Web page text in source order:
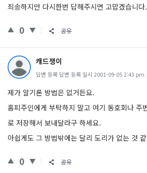
죄송하지만 다시한번 답해주시면 고맙겠습니다.
0 공유
캐드쟁이
답변 등록 답변 등록 일시 2001-09-05 2:43 pm
제가 알기론 방법은 없거든요.
홈피주인에게 부탁하지 말고 여기 동호회나
로 저장해서 보내달라구 하세요.
아쉽게도 그 방법밖에는 달리 도리가 없는 것
0 공유